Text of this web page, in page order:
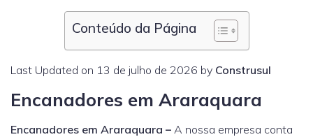
Conteúdo da Página
Last Updated on 13 de julho de 2026 by Construsul
Encanadores em Araraquara
Encanadores em Araraquara – A nossa empresa conta